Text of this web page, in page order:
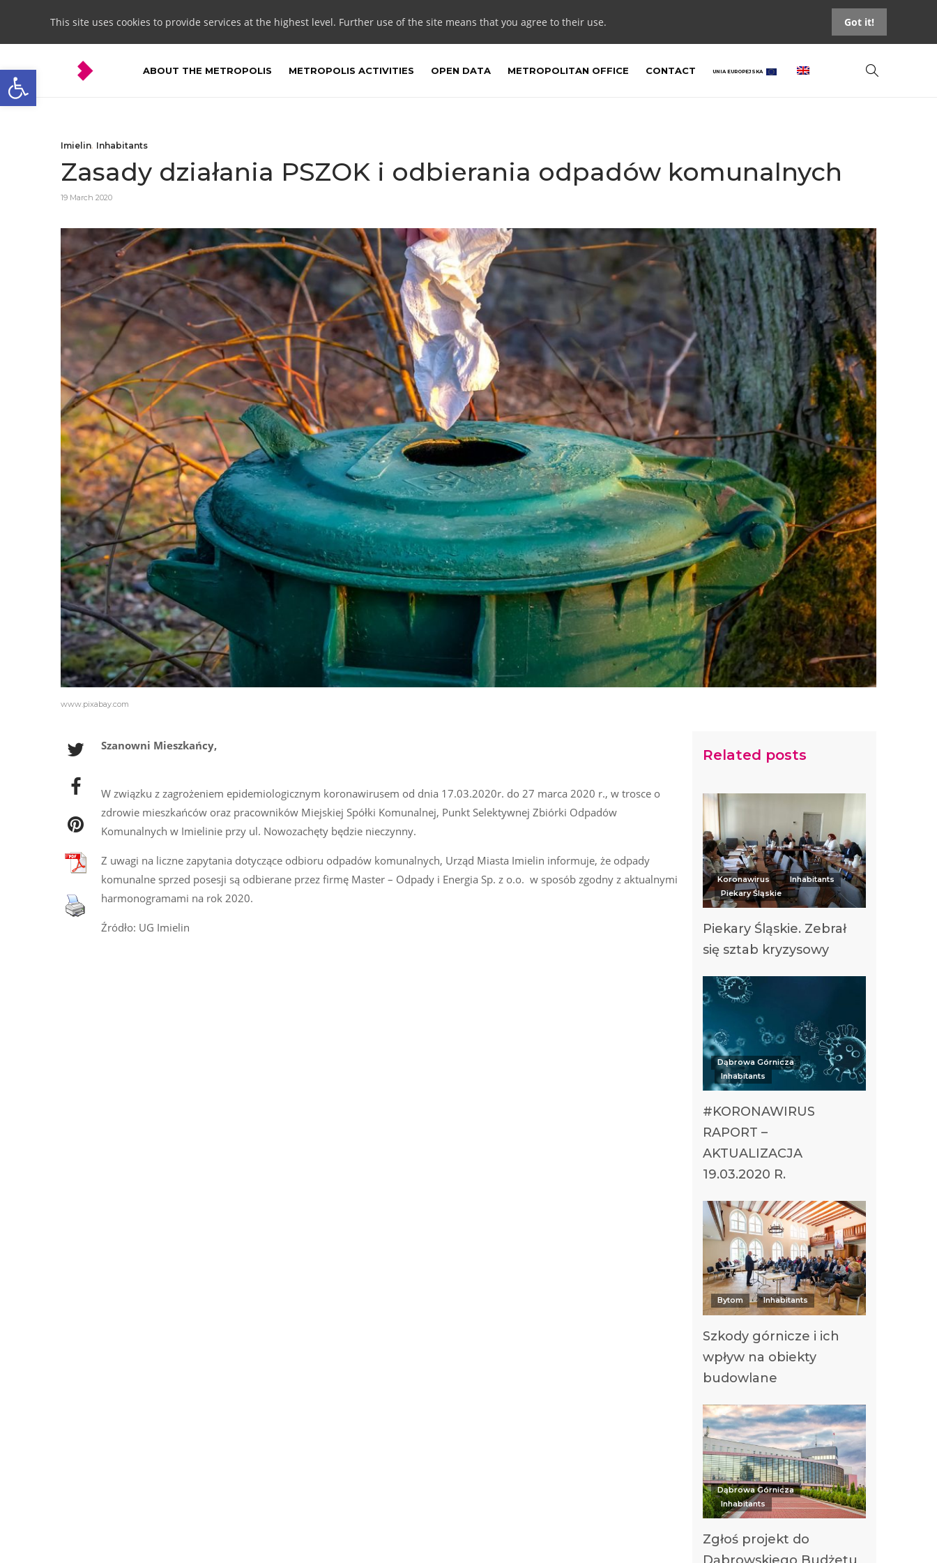
Open toolbar
This site uses cookies to provide services at the highest level. Further use of the site means that you agree to their use. Got it!
ABOUT THE METROPOLIS METROPOLIS ACTIVITIES OPEN DATA METROPOLITAN OFFICE CONTACT UNIA EUROPEJSKA
Imielin, Inhabitants
Zasady działania PSZOK i odbierania odpadów komunalnych
19 March 2020
www.pixabay.com
Szanowni Mieszkańcy,
W związku z zagrożeniem epidemiologicznym koronawirusem od dnia 17.03.2020r. do 27 marca 2020 r., w trosce o
zdrowie mieszkańców oraz pracowników Miejskiej Spółki Komunalnej, Punkt Selektywnej Zbiórki Odpadów
Komunalnych w Imielinie przy ul. Nowozachęty będzie nieczynny.
Z uwagi na liczne zapytania dotyczące odbioru odpadów komunalnych, Urząd Miasta Imielin informuje, że odpady
komunalne sprzed posesji są odbierane przez firmę Master – Odpady i Energia Sp. z o.o. w sposób zgodny z aktualnymi
harmonogramami na rok 2020.
Źródło: UG Imielin
Related posts
Koronawirus
Inhabitants
Piekary Śląskie
Piekary Śląskie. Zebrał
się sztab kryzysowy
Dąbrowa Górnicza
Inhabitants
#KORONAWIRUS
RAPORT –
AKTUALIZACJA
19.03.2020 R.
Bytom Inhabitants
Szkody górnicze i ich
wpływ na obiekty
budowlane
Dąbrowa Górnicza
Inhabitants
Zgłoś projekt do